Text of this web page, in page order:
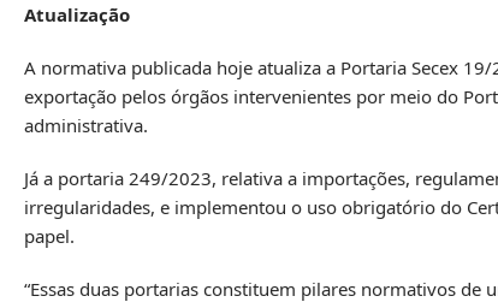
Atualização
A normativa publicada hoje atualiza a Portaria Secex
exportação pelos órgãos intervenientes por meio do
administrativa.
Já a portaria 249/2023, relativa a importações,
irregularidades, e implementou o uso obrigatório do
papel.
“Essas duas portarias constituem pilares normativos